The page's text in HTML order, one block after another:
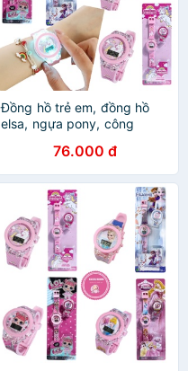
Đồng hồ trẻ em, đồng hồ
elsa, ngựa pony, công
1 đến 10 tuổi Cuội Store
76.000 đ